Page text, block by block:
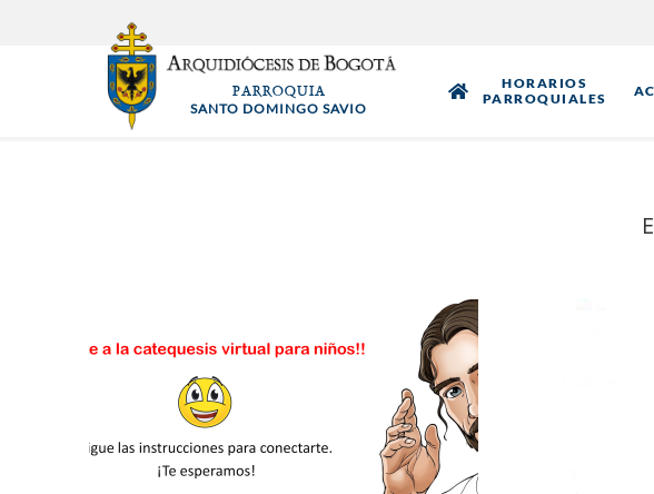
PARROQUIA
SANTO DOMINGO SAVIO
HORARIOS
PARROQUIALES